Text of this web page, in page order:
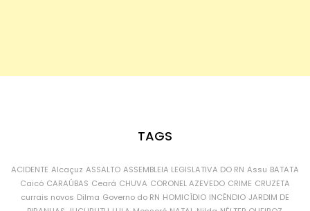
TAGS
ACIDENTE Alcaçuz ASSALTO ASSEMBLEIA LEGISLATIVA DO RN Assu BATATA
Caicó CARAÚBAS Ceará CHUVA CORONEL AZEVEDO CRIME CRUZETA
currais novos Dilma Governo do RN HOMICÍDIO INCÊNDIO JARDIM DE